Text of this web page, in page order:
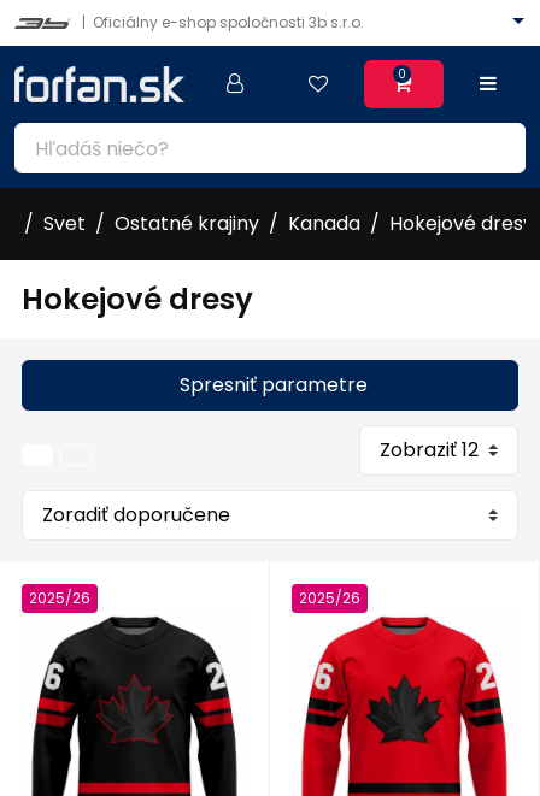
| Oficiálny e-shop spoločnosti 3b s.r.o.
0
Svet Ostatné krajiny Kanada Hokejové dresy
Hokejové dresy
Spresniť parametre
2025/26 2025/26